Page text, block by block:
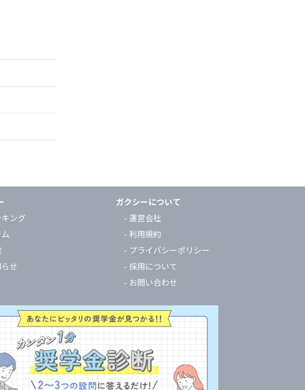
ング
せ
ガクシーについて
- 運営会社
- 利用規約
- プライバシーポリシー
- 採用について
- お問い合わせ